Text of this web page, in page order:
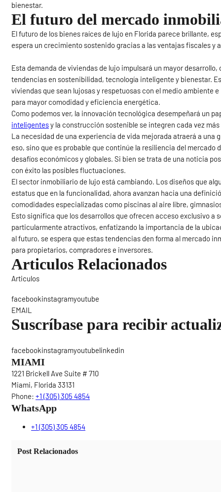
bienestar.
El futuro del mercado
El futuro de los bienes raíces de lujo en Florida parece brillante,
espera un crecimiento sostenido gracias a las ventajas fiscales y
Esta demanda de viviendas de lujo impulsará un mayor
tendencias en sostenibilidad, tecnología inteligente y bienestar.
viviendas que sean lujosas y respetuosas con el medio
para mayor comodidad y eficiencia energética.
Como podemos ver, la innovación tecnológica desempeñará un
inteligentesy la construcción sostenible se integren cada vez
La necesidad de una experiencia de vida mejorada atraerá a
eso, sino que es probable que continúe la resiliencia del
desafíos económicos y globales. Si bien se trata de una noticia
con éxito las posibles fluctuaciones.
El sector inmobiliario de lujo está cambiando. Los diseños que
estatus que en la funcionalidad, ahora avanzan hacia una
comodidades especializadas como piscinas al aire libre,
Esto significa que los desarrollos que ofrecen acceso exclusivo
particularmente atractivos, enfatizando la importancia de la
al futuro, se espera que estas tendencias den forma al mercado
para propietarios, compradores e inversores.
Articulos Relacionados
Articulos
facebookinstagramyoutube
EMAIL
Suscríbase para recibir
facebookinstagramyoutubelinkedin
MIAMI
1221 Brickell Ave Suite # 710
Miami, Florida 33131
Phone: +1 (305) 305 4854
WhatsApp
+1 (305) 305 4854
Post Relacionados